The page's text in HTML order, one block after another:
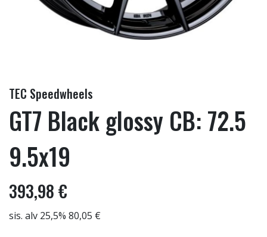
TEC Speedwheels
GT7 Black glossy CB: 72.5
9.5x19
393,98 €
sis. alv 25,5% 80,05 €